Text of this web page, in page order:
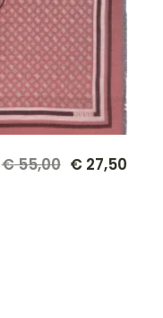
€55,00
Oorspronkelijke
€27,50
Huidige